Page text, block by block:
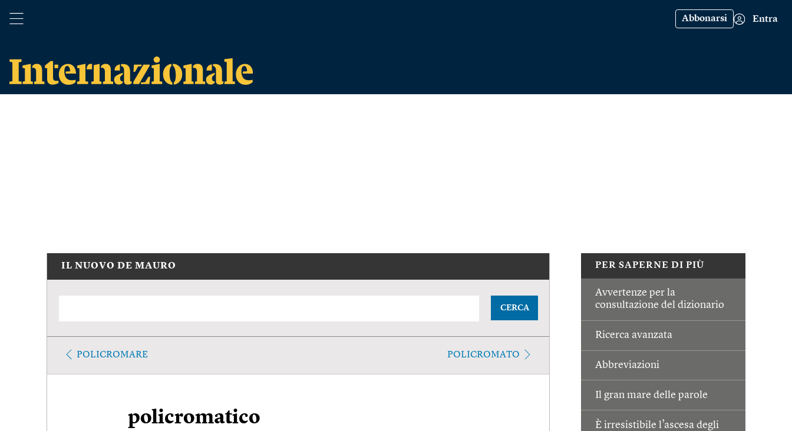
Abbonarsi Entra
PER SAPERNE DI PIÙ
Avvertenze per la
consultazione del dizionario
Ricerca avanzata
Abbreviazioni
Il gran mare delle parole
È irresistibile l’ascesa degli
IL NUOVO DE MAURO
CERCA
POLICROMARE POLICROMATO
policromatico